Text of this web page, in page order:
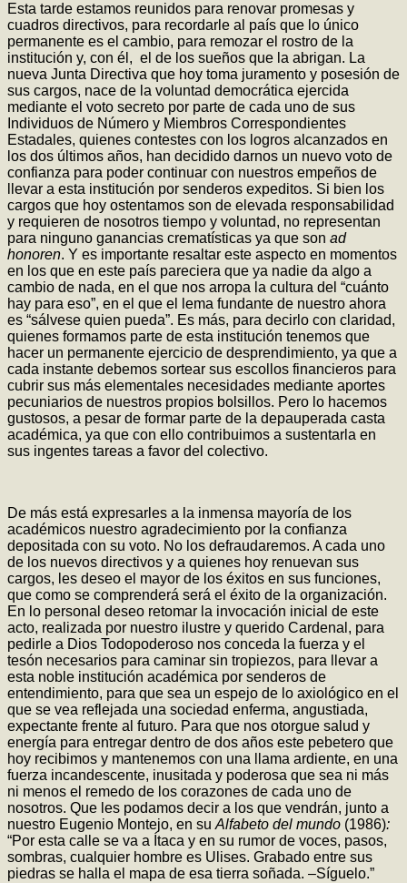
Esta tarde estamos reunidos para renovar promesas y
cuadros directivos, para recordarle al país que lo único
permanente es el cambio, para remozar el rostro de la
institución y, con él, el de los sueños que la abrigan. La
nueva Junta Directiva que hoy toma juramento y posesión de
sus cargos, nace de la voluntad democrática ejercida
mediante el voto secreto por parte de cada uno de sus
Individuos de Número y Miembros Correspondientes
Estadales, quienes contestes con los logros alcanzados en
los dos últimos años, han decidido darnos un nuevo voto de
confianza para poder continuar con nuestros empeños de
llevar a esta institución por senderos expeditos. Si bien los
cargos que hoy ostentamos son de elevada responsabilidad
y requieren de nosotros tiempo y voluntad, no representan
para ninguno ganancias crematísticas ya que son ad
honoren. Y es importante resaltar este aspecto en momentos
en los que en este país pareciera que ya nadie da algo a
cambio de nada, en el que nos arropa la cultura del “cuánto
hay para eso”, en el que el lema fundante de nuestro ahora
es “sálvese quien pueda”. Es más, para decirlo con claridad,
quienes formamos parte de esta institución tenemos que
hacer un permanente ejercicio de desprendimiento, ya que a
cada instante debemos sortear sus escollos financieros para
cubrir sus más elementales necesidades mediante aportes
pecuniarios de nuestros propios bolsillos. Pero lo hacemos
gustosos, a pesar de formar parte de la depauperada casta
académica, ya que con ello contribuimos a sustentarla en
sus ingentes tareas a favor del colectivo.
De más está expresarles a la inmensa mayoría de los
académicos nuestro agradecimiento por la confianza
depositada con su voto. No los defraudaremos. A cada uno
de los nuevos directivos y a quienes hoy renuevan sus
cargos, les deseo el mayor de los éxitos en sus funciones,
que como se comprenderá será el éxito de la organización.
En lo personal deseo retomar la invocación inicial de este
acto, realizada por nuestro ilustre y querido Cardenal, para
pedirle a Dios Todopoderoso nos conceda la fuerza y el
tesón necesarios para caminar sin tropiezos, para llevar a
esta noble institución académica por senderos de
entendimiento, para que sea un espejo de lo axiológico en el
que se vea reflejada una sociedad enferma, angustiada,
expectante frente al futuro. Para que nos otorgue salud y
energía para entregar dentro de dos años este pebetero que
hoy recibimos y mantenemos con una llama ardiente, en una
fuerza incandescente, inusitada y poderosa que sea ni más
ni menos el remedo de los corazones de cada uno de
nosotros. Que les podamos decir a los que vendrán, junto a
nuestro Eugenio Montejo, en su Alfabeto del mundo (1986):
“Por esta calle se va a Ítaca y en su rumor de voces, pasos,
sombras, cualquier hombre es Ulises. Grabado entre sus
piedras se halla el mapa de esa tierra soñada. –Síguelo.”